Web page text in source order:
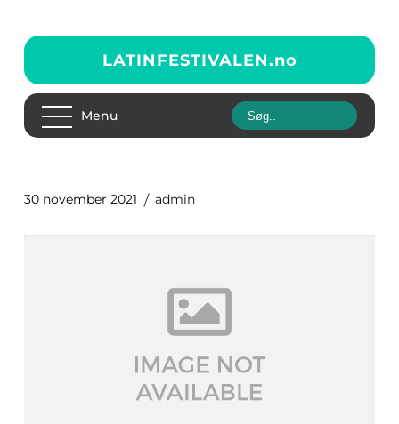
LATINFESTIVALEN.no
Menu
30 november 2021 admin